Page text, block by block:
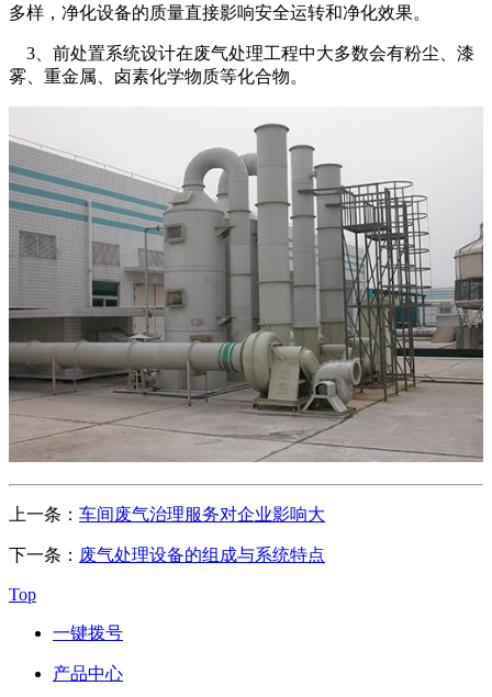
多样，净化设备的质量直接影响安全运转和净化效果。
3、前处置系统设计在废气处理工程中大多数会有粉尘、漆
雾、重金属、卤素化学物质等化合物。
上一条： 车间废气治理服务对企业影响大
下一条： 废气处理设备的组成与系统特点
Top
一键拨号
产品中心